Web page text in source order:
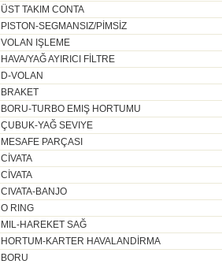
ÜST TAKIM CONTA
PISTON-SEGMANSIZ/PİMSİZ
VOLAN IŞLEME
HAVA/YAĞ AYIRICI FİLTRE
D-VOLAN
BRAKET
BORU-TURBO EMIŞ HORTUMU
ÇUBUK-YAĞ SEVIYE
MESAFE PARÇASI
CİVATA
CİVATA
CIVATA-BANJO
O RING
MIL-HAREKET SAĞ
HORTUM-KARTER HAVALANDİRMA
BORU